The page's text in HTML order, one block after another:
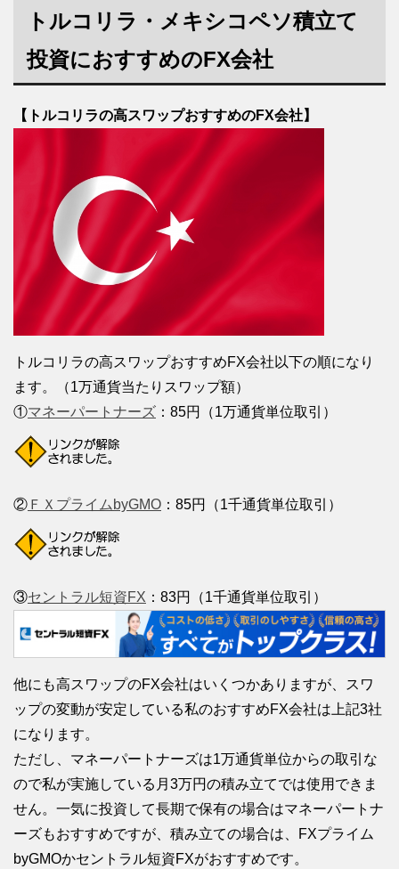
トルコリラ・メキシコペソ積立て
投資におすすめのFX会社
【トルコリラの高スワップおすすめのFX会社】
トルコリラの高スワップおすすめFX会社以下の順になり
ます。（1万通貨当たりスワップ額）
①マネーパートナーズ ：85円（1万通貨単位取引）
② ＦＸプライムbyGMO ：85円（1千通貨単位取引）
③セントラル短資FX ：83円（1千通貨単位取引）
他にも高スワップのFX会社はいくつかありますが、スワ
ップの変動が安定している私のおすすめFX会社は上記3社
になります。
ただし、マネーパートナーズは1万通貨単位からの取引な
ので私が実施している月3万円の積み立てでは使用できま
せん。一気に投資して長期で保有の場合はマネーパートナ
ーズもおすすめですが、積み立ての場合は、FXプライム
byGMOかセントラル短資FXがおすすめです。